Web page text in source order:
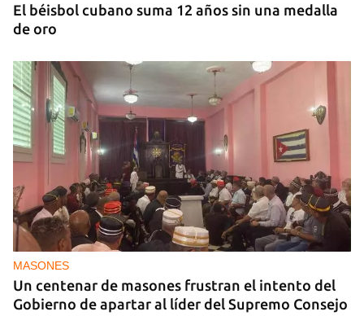
El béisbol cubano suma 12 años sin una medalla
de oro
MASONES
Un centenar de masones frustran el intento del
Gobierno de apartar al líder del Supremo Consejo